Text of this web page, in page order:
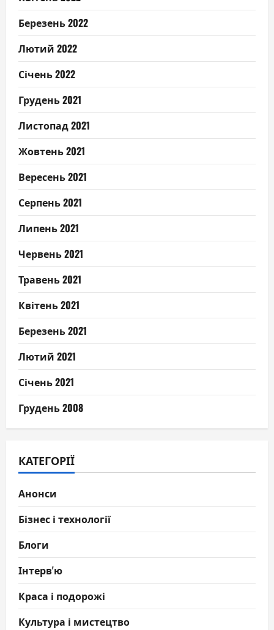
Березень 2022
Лютий 2022
Січень 2022
Грудень 2021
Листопад 2021
Жовтень 2021
Вересень 2021
Серпень 2021
Липень 2021
Червень 2021
Травень 2021
Квітень 2021
Березень 2021
Лютий 2021
Січень 2021
Грудень 2008
КАТЕГОРІЇ
Анонси
Бізнес і технології
Блоги
Інтерв'ю
Краса і подорожі
Культура і мистецтво